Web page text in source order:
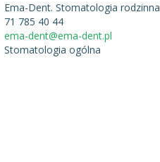
Ema-Dent. Stomatologia rodzinna
71 785 40 44
ema-dent@ema-dent.pl
Stomatologia ogólna